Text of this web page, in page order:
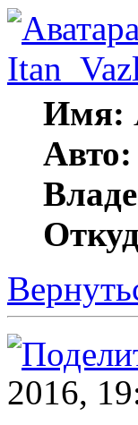
Имя:
Авто:
2016,